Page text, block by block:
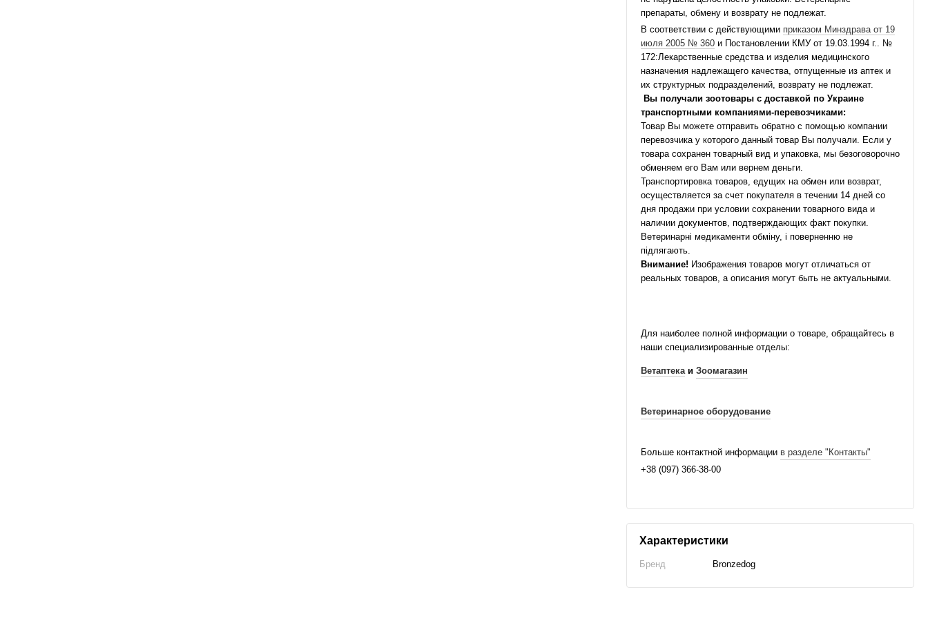
препараты, обмену и возврату не подлежат.
В соответствии с действующими приказом Минздрава от 19
июля 2005 № 360и Постановлении КМУ от 19.03.1994 г.. №
172:Лекарственные средства и изделия медицинского
назначения надлежащего качества, отпущенные из аптек и
их структурных подразделений, возврату не подлежат.
Вы получали зоотовары с доставкой по Украине
транспортными компаниями-перевозчиками:
Товар Вы можете отправить обратно с помощью компании
перевозчика у которого данный товар Вы получали. Если у
товара сохранен товарный вид и упаковка, мы безоговорочно
обменяем его Вам или вернем деньги.
Транспортировка товаров, едущих на обмен или возврат,
осуществляется за счет покупателя в течении 14 дней со
дня продажи при условии сохранении товарного вида и
наличии документов, подтверждающих факт покупки.
Ветеринарні медикаменти обміну, і поверненню не
підлягають.
Внимание! Изображения товаров могут отличаться от
реальных товаров, а описания могут быть не актуальными.
Для наиболее полной информации о товаре, обращайтесь в
наши специализированные отделы:
Ветаптекаи Зоомагазин
Ветеринарное оборудование
Больше контактной информации в разделе "Контакты"
+38 (097) 366-38-00
Характеристики
Бренд Bronzedog